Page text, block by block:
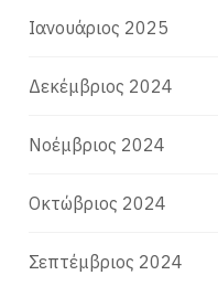
Ιανουάριος 2025
Δεκέμβριος 2024
Νοέμβριος 2024
Οκτώβριος 2024
Σεπτέμβριος 2024